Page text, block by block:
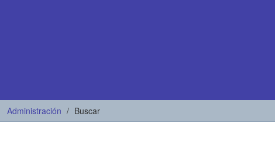
Administración Buscar